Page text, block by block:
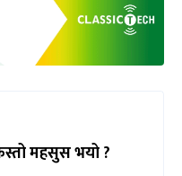
महसुस भयो ?